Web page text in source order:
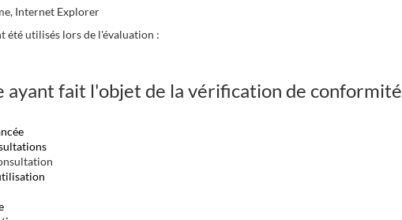
Internet Explorer
été utilisés lors de l'évaluation :
ayant fait l'objet de la vérification de conformité